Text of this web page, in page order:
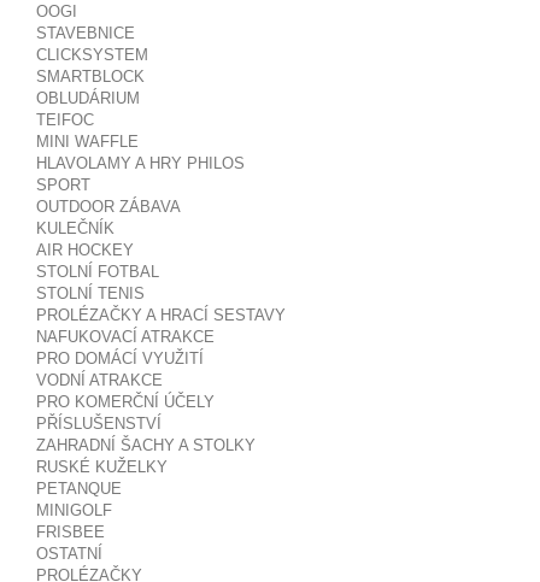
OOGI
STAVEBNICE
CLICKSYSTEM
SMARTBLOCK
OBLUDÁRIUM
TEIFOC
MINI WAFFLE
HLAVOLAMY A HRY PHILOS
SPORT
OUTDOOR ZÁBAVA
KULEČNÍK
AIR HOCKEY
STOLNÍ FOTBAL
STOLNÍ TENIS
PROLÉZAČKY A HRACÍ SESTAVY
NAFUKOVACÍ ATRAKCE
PRO DOMÁCÍ VYUŽITÍ
VODNÍ ATRAKCE
PRO KOMERČNÍ ÚČELY
PŘÍSLUŠENSTVÍ
ZAHRADNÍ ŠACHY A STOLKY
RUSKÉ KUŽELKY
PETANQUE
MINIGOLF
FRISBEE
OSTATNÍ
PROLÉZAČKY